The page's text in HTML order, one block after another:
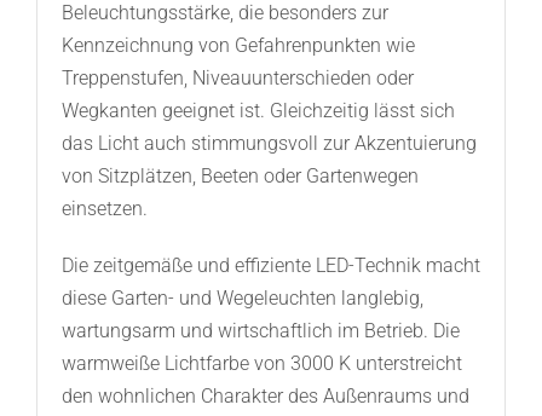
Beleuchtungsstärke, die besonders zur
Kennzeichnung von Gefahrenpunkten wie
Treppenstufen, Niveauunterschieden oder
Wegkanten geeignet ist. Gleichzeitig lässt sich
das Licht auch stimmungsvoll zur Akzentuierung
von Sitzplätzen, Beeten oder Gartenwegen
einsetzen.
Die zeitgemäße und effiziente LED-Technik macht
diese Garten- und Wegeleuchten langlebig,
wartungsarm und wirtschaftlich im Betrieb. Die
warmweiße Lichtfarbe von 3000 K unterstreicht
den wohnlichen Charakter des Außenraums und